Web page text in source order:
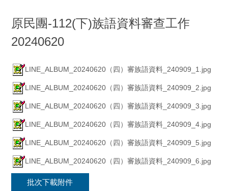
原民團-112(下)族語資料審查工作
20240620
LINE_ALBUM_20240620（四）審族語資料_240909_1.jpg
LINE_ALBUM_20240620（四）審族語資料_240909_2.jpg
LINE_ALBUM_20240620（四）審族語資料_240909_3.jpg
LINE_ALBUM_20240620（四）審族語資料_240909_4.jpg
LINE_ALBUM_20240620（四）審族語資料_240909_5.jpg
LINE_ALBUM_20240620（四）審族語資料_240909_6.jpg
批次下載附件